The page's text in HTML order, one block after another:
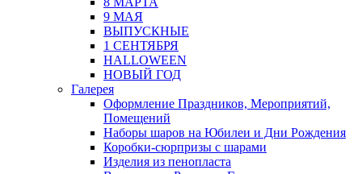
9 МАЯ
ВЫПУСКНЫЕ
1 СЕНТЯБРЯ
HALLOWEEN
НОВЫЙ ГОД
Галерея
Оформление Праздников, Мероприятий,
Помещений
Наборы шаров на Юбилеи и Дни Рождения
Коробки-сюрпризы с шарами
Изделия из пенопласта